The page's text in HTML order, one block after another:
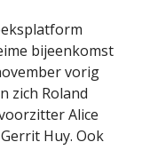
bijeenkomst
vorig
zich Roland
Alice
Huy. Ook